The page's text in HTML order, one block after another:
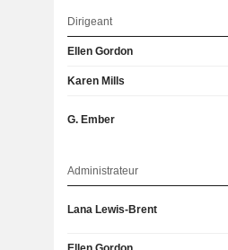
Dirigeant
Ellen Gordon
Karen Mills
G. Ember
Administrateur
Lana Lewis-Brent